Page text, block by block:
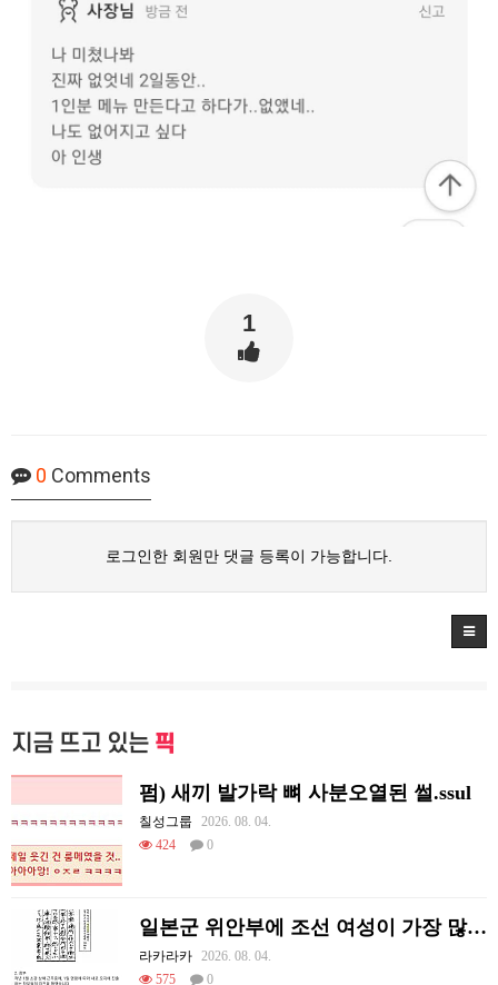
1
0 Comments
로그인한 회원만 댓글 등록이 가능합니다.
지금 뜨고 있는 픽
펌) 새끼 발가락 뼈 사분오열된 썰.ssul
칠성그룹
2026. 08. 04.
424
0
일본군 위안부에 조선 여성이 가장 많았던 이유
라카라카
2026. 08. 04.
575
0